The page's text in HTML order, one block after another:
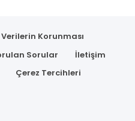
Verilerin Korunması
Sorular
İletişim
Çerez Tercihleri